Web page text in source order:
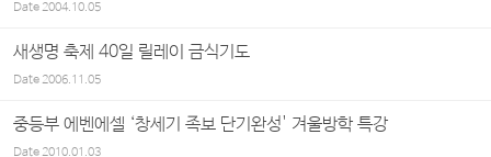
Date2004.10.05
새생명 축제 40일 릴레이 금식기도
Date2006.11.05
중등부 에벤에셀 ‘창세기 족보 단기완성' 겨울방학 특강
Date2010.01.03